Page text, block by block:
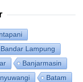
Bandar Lampung
Banjarmasin
Batam